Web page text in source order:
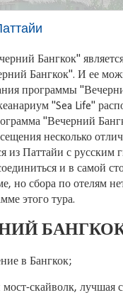
Бангкок"
Бангкок". И ее
программы
"Sea Life"
"Вечерний
несколько
из Паттайи с русским
и в самой
но сбора по отелям
этого тура.
БАНГКОК
в Бангкок;
скайволк, лучшая